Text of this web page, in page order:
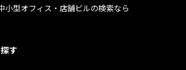
小型オフィス・店舗ビルの検索なら
す